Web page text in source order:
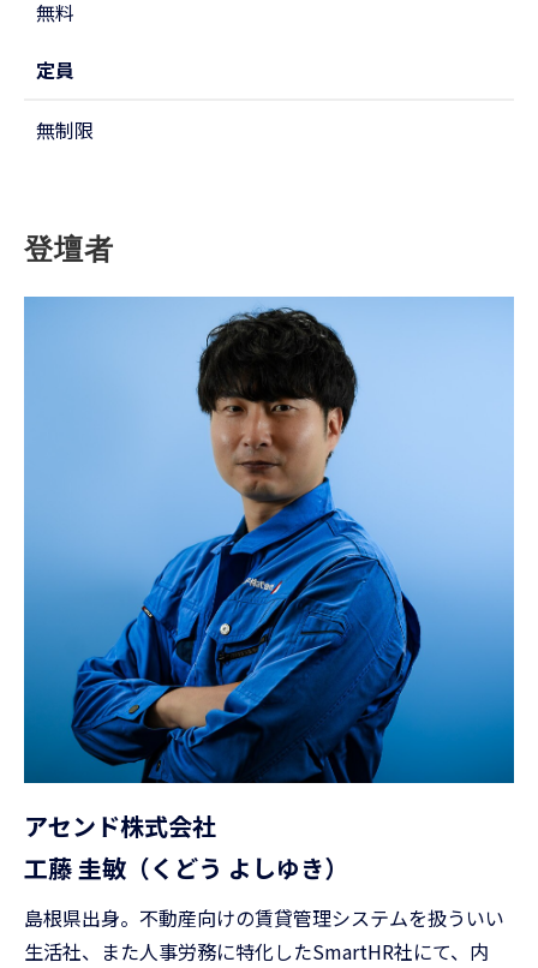
無料
定員
無制限
登壇者
アセンド株式会社
工藤 圭敏（くどう よしゆき）
島根県出身。不動産向けの賃貸管理システムを扱ういい
生活社、また人事労務に特化したSmartHR社にて、内